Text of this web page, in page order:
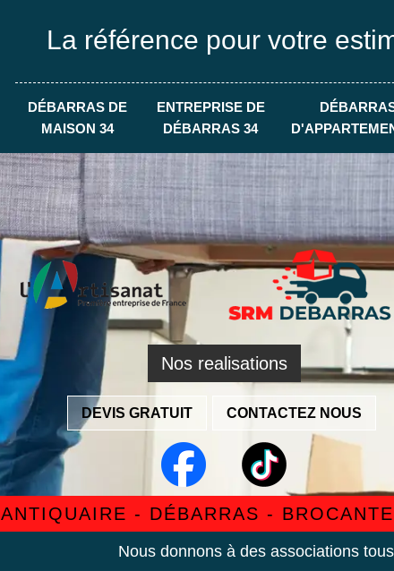
La référence pour votre
DÉBARRAS DE
MAISON 34
ENTREPRISE DE
DÉBARRAS 34
Nos realisations
DEVIS GRATUIT CONTACTEZ NOUS
ANTIQUAIRE - DÉBARRAS -
Nous donnons à des associations